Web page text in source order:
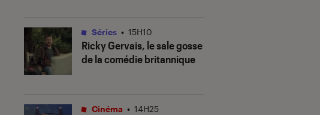
Ricky Gervais, le sale gosse
de la comédie britannique
Séries • 15H10
Cinéma • 14H25